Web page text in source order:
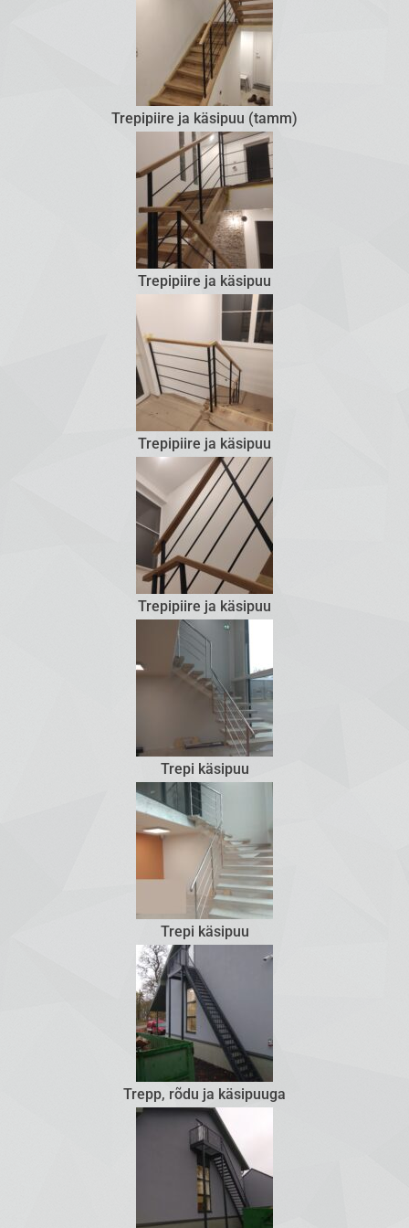
Trepipiire ja käsipuu (tamm)
Trepipiire ja käsipuu
Trepipiire ja käsipuu
Trepipiire ja käsipuu
Trepi käsipuu
Trepi käsipuu
Trepp, rõdu ja käsipuuga